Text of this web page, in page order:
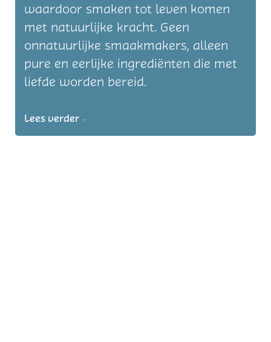
waardoor smaken tot leven komen
met natuurlijke kracht. Geen
onnatuurlijke smaakmakers, alleen
pure en eerlijke ingrediënten die met
liefde worden bereid.
Lees verder